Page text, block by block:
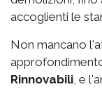
accoglienti le
Non mancano
Rinnovabili, e